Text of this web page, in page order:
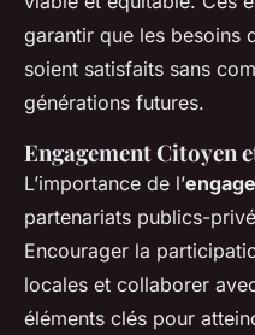
garantir que les besoins
soient satisfaits sans
générations futures.
Engagement Citoyen
L’importance de l’
partenariats publics-
Encourager la
locales et collaborer
éléments clés pour